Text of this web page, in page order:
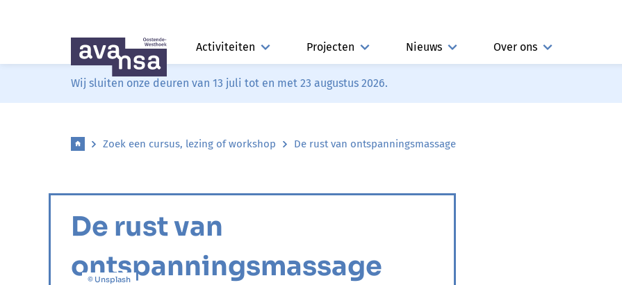
Activiteiten Projecten Nieuws Over ons
Wij sluiten onze deuren van 13 juli tot en met 23 augustus 2026.
Zoek een cursus, lezing of workshop De rust van ontspanningsmassage
De rust van
ontspanningsmassage
© Unsplash